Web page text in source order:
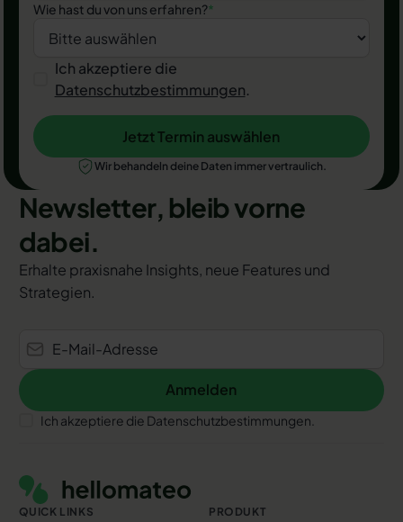
Wie hast du von uns erfahren?*
Ich akzeptiere die
Datenschutzbestimmungen.
Jetzt Termin auswählen
Jetzt Termin auswählen
Wir behandeln deine Daten immer vertraulich.
Newsletter, bleib vorne
dabei.
Erhalte praxisnahe Insights, neue Features und
Strategien.
Anmelden
Anmelden
Ich akzeptiere die Datenschutzbestimmungen.
QUICK LINKS PRODUKT